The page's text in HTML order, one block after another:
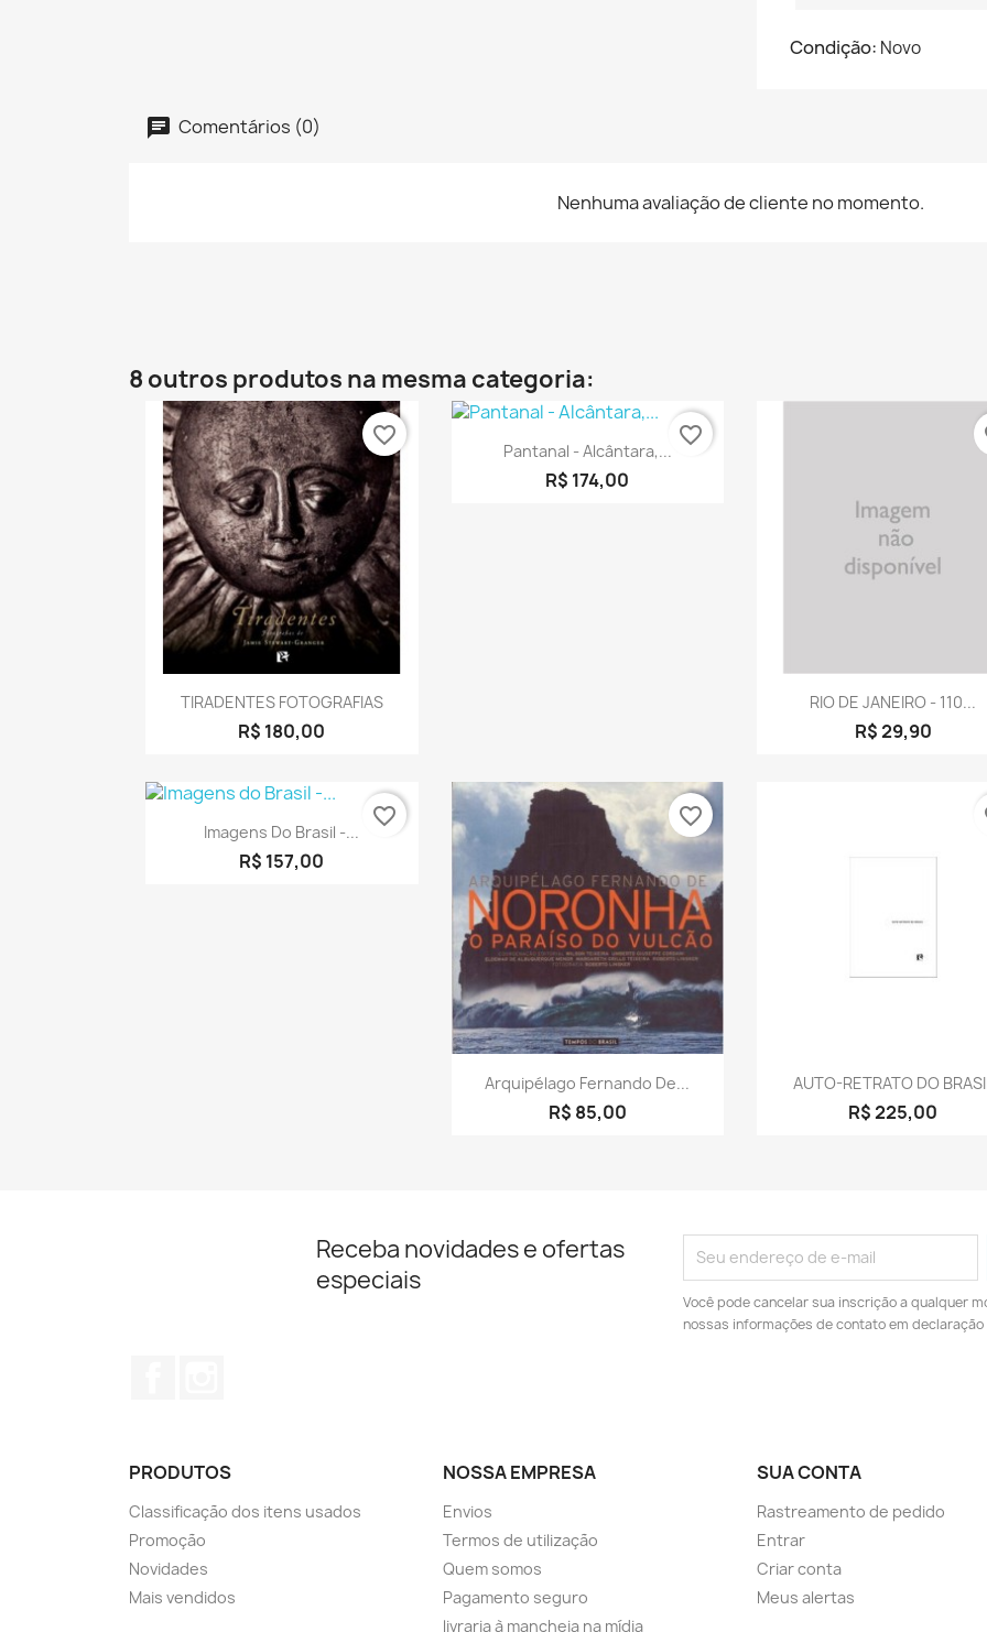
Condição: Novo
Comentários (0)
Nenhuma avaliação de cliente no momento.
8 outros produtos na mesma categoria:
Visualização rápida
TIRADENTES FOTOGRAFIAS
R$ 180,00
favorite_border Visualização rápida
Pantanal - Alcântara,...
R$ 174,00
favorite_border
Visualização rápida
RIO DE JANEIRO - 110...
R$ 29,90
Visualização rápida
Imagens Do Brasil -...
R$ 157,00
favorite_border
Visualização rápida
Arquipélago Fernando De...
R$ 85,00
favorite_border
Visualização
AUTO-RETRATO DO
R$ 225,00
Receba novidades e ofertas
especiais
Você pode cancelar sua inscrição a qualquer
nossas informações de contato em declaração
PRODUTOS
Classificação dos itens usados
Promoção
Novidades
Mais vendidos
NOSSA EMPRESA
Envios
Termos de utilização
Quem somos
Pagamento seguro
livraria à mancheia na mídia
SUA CONTA
Rastreamento de pedido
Entrar
Criar conta
Meus alertas